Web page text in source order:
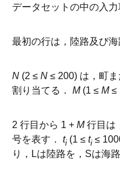
データセットの中の入
最初の行は，陸路及び
N (2 ≤ N ≤ 200) は，町
割り当てる． M(1 ≤ M≤
2 行目から 1 + M行目は
号を表す． ti (1 ≤ ti ≤
り，Lは陸路を，Sは海